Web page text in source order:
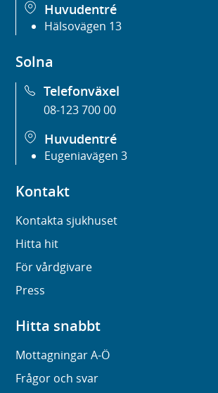
Huvudentré
Hälsovägen 13
Solna
Telefonväxel
08-123 700 00
Huvudentré
Eugeniavägen 3
Kontakt
Kontakta sjukhuset
Hitta hit
För vårdgivare
Press
Hitta snabbt
Mottagningar A-Ö
Frågor och svar